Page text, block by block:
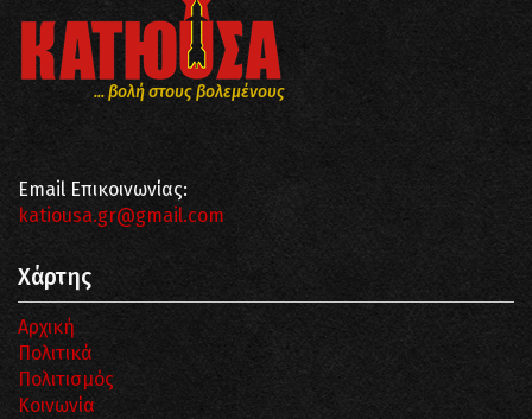
... βολή στους βολεμένους
Email Επικοινωνίας:
katiousa.gr@gmail.com
Χάρτης
Αρχική
Πολιτικά
Πολιτισμός
Κοινωνία